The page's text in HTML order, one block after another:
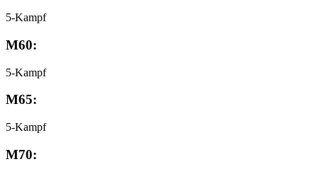
5-Kampf
M60:
5-Kampf
M65:
5-Kampf
M70: